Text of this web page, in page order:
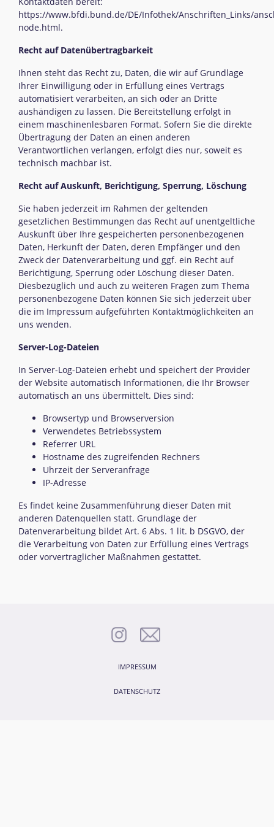
https://www.bfdi.bund.de/DE/Infothek/Anschriften_Links/
node.html.
Recht auf Datenübertragbarkeit
Ihnen steht das Recht zu, Daten, die wir auf Grundlage
Ihrer Einwilligung oder in Erfüllung eines Vertrags
automatisiert verarbeiten, an sich oder an Dritte
aushändigen zu lassen. Die Bereitstellung erfolgt in
einem maschinenlesbaren Format. Sofern Sie die direkte
Übertragung der Daten an einen anderen
Verantwortlichen verlangen, erfolgt dies nur, soweit es
technisch machbar ist.
Recht auf Auskunft, Berichtigung, Sperrung, Löschung
Sie haben jederzeit im Rahmen der geltenden
gesetzlichen Bestimmungen das Recht auf unentgeltliche
Auskunft über Ihre gespeicherten personenbezogenen
Daten, Herkunft der Daten, deren Empfänger und den
Zweck der Datenverarbeitung und ggf. ein Recht auf
Berichtigung, Sperrung oder Löschung dieser Daten.
Diesbezüglich und auch zu weiteren Fragen zum Thema
personenbezogene Daten können Sie sich jederzeit über
die im Impressum aufgeführten Kontaktmöglichkeiten an
uns wenden.
Server-Log-Dateien
In Server-Log-Dateien erhebt und speichert der Provider
der Website automatisch Informationen, die Ihr Browser
automatisch an uns übermittelt. Dies sind:
Browsertyp und Browserversion
Verwendetes Betriebssystem
Referrer URL
Hostname des zugreifenden Rechners
Uhrzeit der Serveranfrage
IP-Adresse
Es findet keine Zusammenführung dieser Daten mit
anderen Datenquellen statt. Grundlage der
Datenverarbeitung bildet Art. 6 Abs. 1 lit. b DSGVO, der
die Verarbeitung von Daten zur Erfüllung eines Vertrags
oder vorvertraglicher Maßnahmen gestattet.
IMPRESSUM
DATENSCHUTZ